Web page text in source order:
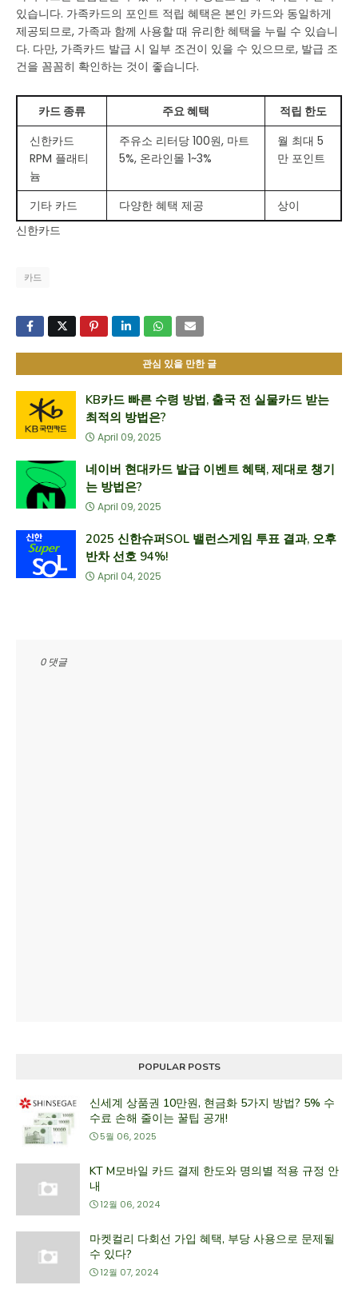
있습니다. 가족카드의 포인트 적립 혜택은 본인 카드와 동일하게
제공되므로, 가족과 함께 사용할 때 유리한 혜택을 누릴 수 있습니
다. 다만, 가족카드 발급 시 일부 조건이 있을 수 있으므로, 발급 조
건을 꼼꼼히 확인하는 것이 좋습니다.
카드 종류 주요 혜택
적립 한도
신한카드
RPM 플래티
늄
주유소 리터당 100원, 마트
5%, 온라인몰 1~3%
월 최대 5
만 포인트
기타 카드 다양한 혜택 제공
상이
신한카드
카드
관심 있을 만한 글
KB카드 빠른 수령 방법, 출국 전 실물카드 받는
최적의 방법은?
April 09, 2025
네이버 현대카드 발급 이벤트 혜택, 제대로 챙기
는 방법은?
April 09, 2025
2025 신한슈퍼SOL 밸런스게임 투표 결과, 오후
반차 선호 94%!
April 04, 2025
0 댓글
POPULAR POSTS
신세계 상품권 10만원, 현금화 5가지 방법? 5% 수
수료 손해 줄이는 꿀팁 공개!
5월 06, 2025
KT M모바일 카드 결제 한도와 명의별 적용 규정 안
내
12월 06, 2024
마켓컬리 다회선 가입 혜택, 부당 사용으로 문제될
수 있다?
12월 07, 2024